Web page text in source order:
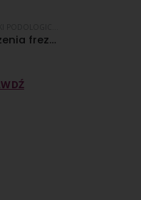
Szczoteczka do czyszczenia frezów z węglika spiekanego – metalowa – 1 szt